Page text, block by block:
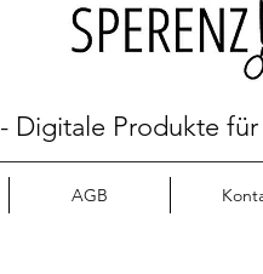
- Digitale Produkte
AGB